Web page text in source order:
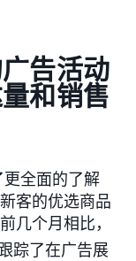
告活动
和销售
全面的了解
客的优选商品
几个月相比，
踪了在广告展